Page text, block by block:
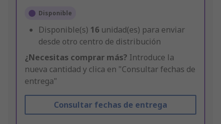
Disponible
Disponible(s) 16 unidad(es) para enviar
desde otro centro de distribución
¿Necesitas comprar más? Introduce la
nueva cantidad y clica en "Consultar fechas de
entrega"
Consultar fechas de entrega